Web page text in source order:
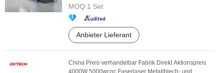
MOQ:1 Set
Anbieter Lieferant
China Preis verhandelbar Fabrik Direkt Aktionspreis
4000W 5000wcnc Faserlaser Metallblech- und ...